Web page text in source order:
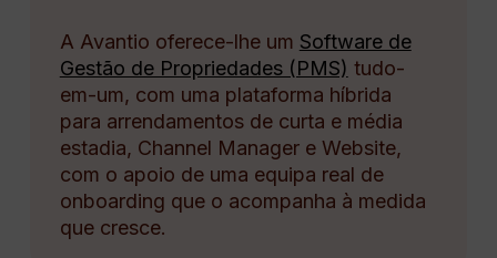
A Avantio oferece-lhe um Software de
Gestão de Propriedades (PMS) tudo-
em-um, com uma plataforma híbrida
para arrendamentos de curta e média
estadia, Channel Manager e Website,
com o apoio de uma equipa real de
onboarding que o acompanha à medida
que cresce.